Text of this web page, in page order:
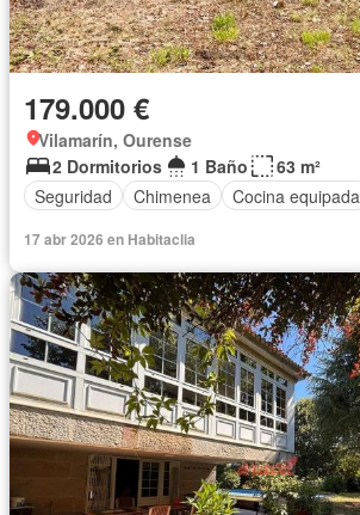
179.000 €
Vilamarín, Ourense
2 Dormitorios
1 Baño
63 m²
Seguridad
Chimenea Cocina equipada
17 abr 2026 en Habitaclia